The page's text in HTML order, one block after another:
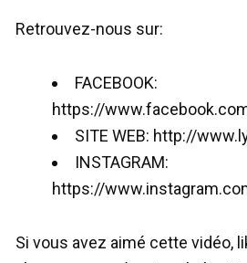
Retrouvez-nous sur:
FACEBOOK:
https://
SITE WEB: http://
INSTAGRAM:
https://
Si vous avez aimé cette vidéo,